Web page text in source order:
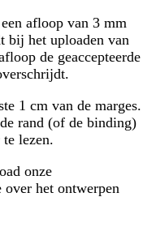
afloop van 3 mm
bij het uploaden van
de geaccepteerde
1 cm van de marges.
rand (of de binding)
lezen.
onze
het ontwerpen